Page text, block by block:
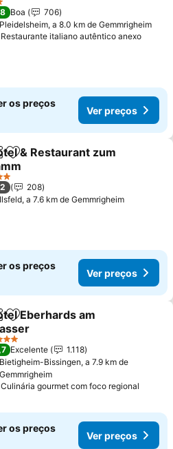
Boa
706
Pleidelsheim, a 8.0 km de Gemmrigheim
Restaurante italiano autêntico anexo
os preços
Ver preços
Adicionar aos favoritos
& Restaurant zum
208
Ilsfeld, a 7.6 km de Gemmrigheim
os preços
Ver preços
Adicionar aos favoritos
Eberhards am
Excelente
1.118
Bietigheim-Bissingen, a 7.9 km de
Gemmrigheim
Culinária gourmet com foco regional
os preços
Ver preços